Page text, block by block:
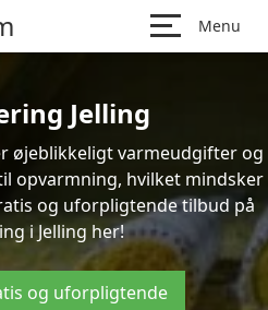
Menu
Jelling
øjeblikkeligt varmeudgifter og
opvarmning, hvilket mindsker
og uforpligtende tilbud på
i Jelling her!
og uforpligtende